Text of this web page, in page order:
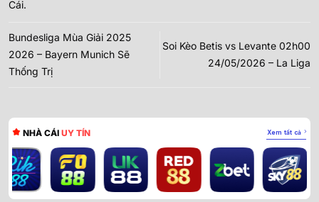
Cái.
Bundesliga Mùa Giải 2025
2026 – Bayern Munich Sẽ
Thống Trị
Soi Kèo Betis vs Levante 02h00
24/05/2026 – La Liga
NHÀ CÁI UY TÍN Xem tất cả